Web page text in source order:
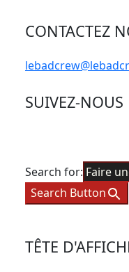
CONTACTEZ
SUIVEZ-NOUS
Search for:
Search Button
TÊTE